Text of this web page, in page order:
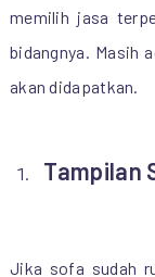
memilih jasa
bidangnya. Masih
akan didapatkan.
Tampilan
Jika sofa sudah